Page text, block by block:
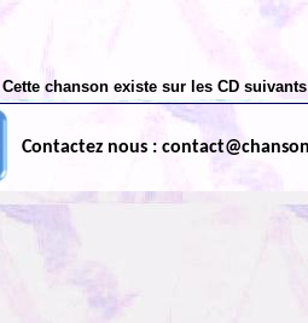
Cette chanson existe sur les CD
Contactez nous :